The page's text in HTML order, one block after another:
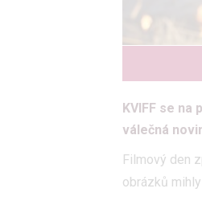
KVIFF se
válečná
Filmový den
obrázků